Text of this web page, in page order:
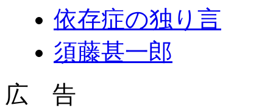
依存症の独り言
須藤甚一郎
広 告